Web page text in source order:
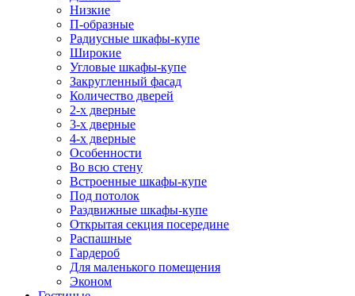
Низкие
П-образные
Радиусные шкафы-купе
Широкие
Угловые шкафы-купе
Закругленный фасад
Количество дверей
2-х дверные
3-х дверные
4-х дверные
Особенности
Во всю стену
Встроенные шкафы-купе
Под потолок
Раздвижные шкафы-купе
Открытая секция посередине
Распашные
Гардероб
Для маленького помещения
Эконом